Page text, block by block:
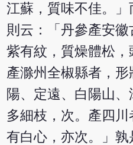
江蘇，質味不佳。」
則云：「丹參產安
紫有紋，質燥體松，
產滁州全椒縣者，
陽、定遠、白陽山、
多細枝，次。產四
有白心，亦次。」